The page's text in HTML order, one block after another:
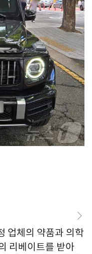
업체의 약품과 의학
리베이트를 받아